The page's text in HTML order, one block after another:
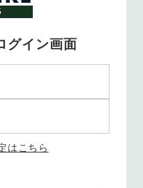
グイン画面
はこちら